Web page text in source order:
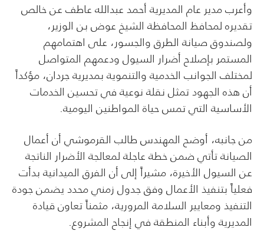
وأعرب مدير عام المديرية أحمد عبدالله عاطف عن خالص
تقديره لمحافظ المحافظة الشيخ عوض بن الوزير،
ولصندوق صيانة الطرق والجسور، على اهتمامهم
المستمر بإصلاح أضرار السيول ودعمهم المتواصل
لمختلف الجوانب الخدمية والتنموية بمديرية جردان، مؤكداً
أن هذه الجهود تمثل نقلة نوعية في تحسين الخدمات
الأساسية التي تمس حياة المواطنين اليومية.
من جانبه، أوضح المهندس طالب القرموشي أن أعمال
الصيانة تأتي ضمن خطة عاجلة لمعالجة الأضرار الناتجة
عن السيول الأخيرة، مشيراً إلى أن الفرق الميدانية بدأت
فعلياً بتنفيذ الأعمال وفق جدول زمني محدد يضمن جودة
التنفيذ ومعايير السلامة المرورية، مثمناً تعاون قيادة
المديرية وأبناء المنطقة في إنجاح المشروع.